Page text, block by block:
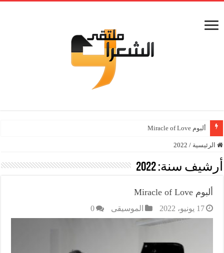
ألبوم Miracle of Love
الرئيسية /
2022
أرشيف سنة:2022
ألبوم Miracle of Love
17 يونيو، 2022 الموسيقى 0